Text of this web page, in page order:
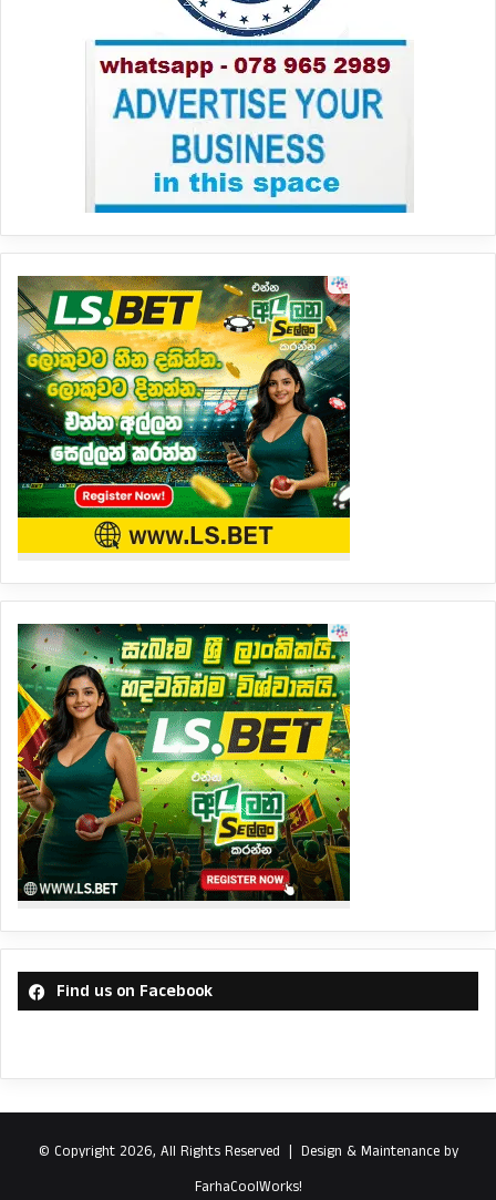
Find us on Facebook
© Copyright 2026, All Rights Reserved | Design & Maintenance by
FarhaCoolWorks!